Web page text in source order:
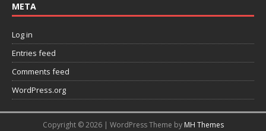
META
Log in
Entries feed
Comments feed
WordPress.org
Copyright © 2026 | WordPress Theme by MH Themes